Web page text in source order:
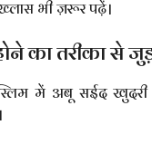
भी ज़रूर पढ़ें।
का तरीका से
में अबू सईद खुदरी